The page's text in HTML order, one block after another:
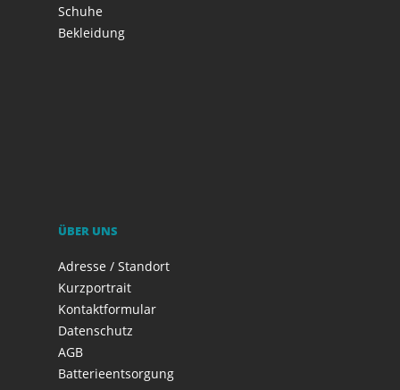
Schuhe
Bekleidung
ÜBER UNS
Adresse / Standort
Kurzportrait
Kontaktformular
Datenschutz
AGB
Batterieentsorgung